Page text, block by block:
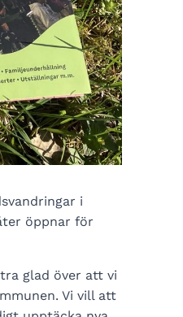
i
öppnar för
glad över att vi
Vi vill att